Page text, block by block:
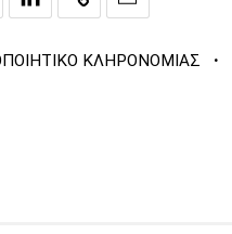
ΚΛΗΡΟΝΟΜΙΑΣ ·